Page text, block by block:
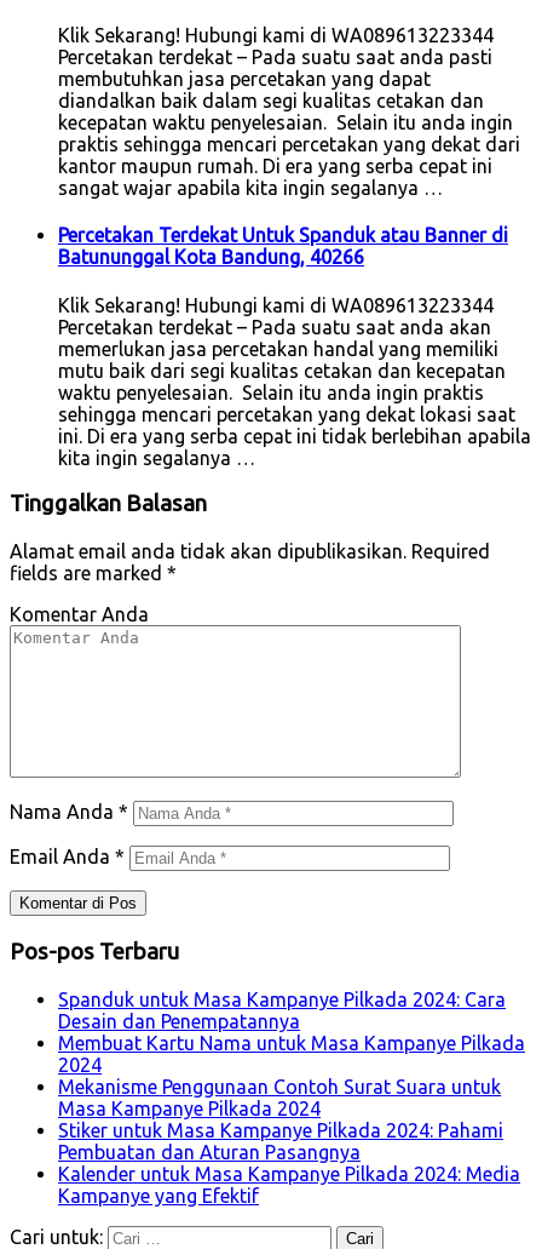
Klik Sekarang! Hubungi kami di WA089613223344
Percetakan terdekat – Pada suatu saat anda pasti
membutuhkan jasa percetakan yang dapat
diandalkan baik dalam segi kualitas cetakan dan
kecepatan waktu penyelesaian. Selain itu anda ingin
praktis sehingga mencari percetakan yang dekat dari
kantor maupun rumah. Di era yang serba cepat ini
sangat wajar apabila kita ingin segalanya …
Percetakan Terdekat Untuk Spanduk atau Banner di
Batununggal Kota Bandung, 40266
Klik Sekarang! Hubungi kami di WA089613223344
Percetakan terdekat – Pada suatu saat anda akan
memerlukan jasa percetakan handal yang memiliki
mutu baik dari segi kualitas cetakan dan kecepatan
waktu penyelesaian. Selain itu anda ingin praktis
sehingga mencari percetakan yang dekat lokasi saat
ini. Di era yang serba cepat ini tidak berlebihan apabila
kita ingin segalanya …
Tinggalkan Balasan
Alamat email anda tidak akan dipublikasikan. Required
fields are marked *
Komentar Anda
Nama Anda *
Email Anda *
Pos-pos Terbaru
Spanduk untuk Masa Kampanye Pilkada 2024: Cara
Desain dan Penempatannya
Membuat Kartu Nama untuk Masa Kampanye Pilkada
2024
Mekanisme Penggunaan Contoh Surat Suara untuk
Masa Kampanye Pilkada 2024
Stiker untuk Masa Kampanye Pilkada 2024: Pahami
Pembuatan dan Aturan Pasangnya
Kalender untuk Masa Kampanye Pilkada 2024: Media
Kampanye yang Efektif
Cari untuk: